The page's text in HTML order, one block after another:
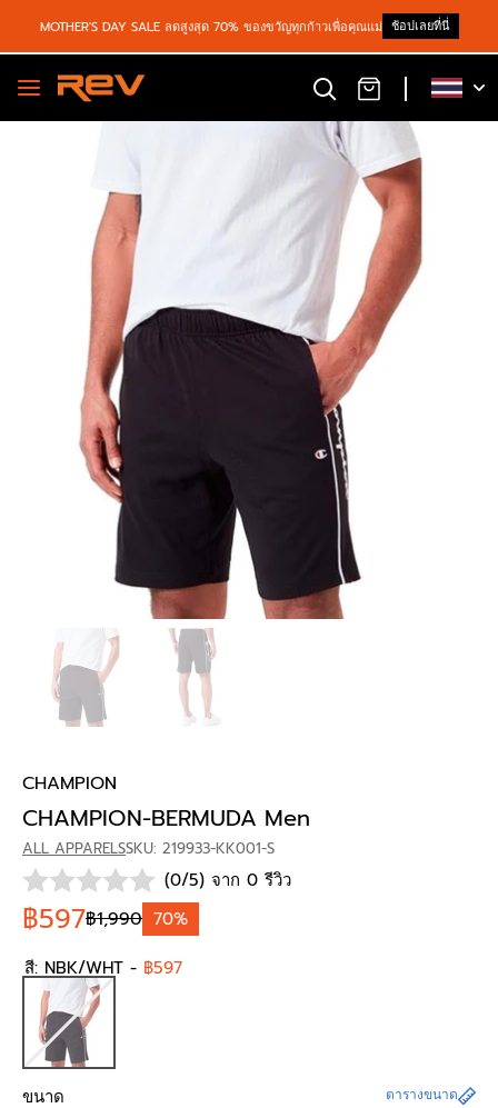
MOTHER'S DAY SALE ลดสูงสุด 70% ของขวัญทุกก้าวเพื่อคุณแม่ ช้อปเลยที่นี่
CHAMPION
CHAMPION-BERMUDA Men
ALL APPARELSSKU: 219933-KK001-S
(0/5) จาก 0 รีวิว
฿597฿1,990 70%
สี: NBK/WHT - ฿597
ขนาด ตารางขนาด